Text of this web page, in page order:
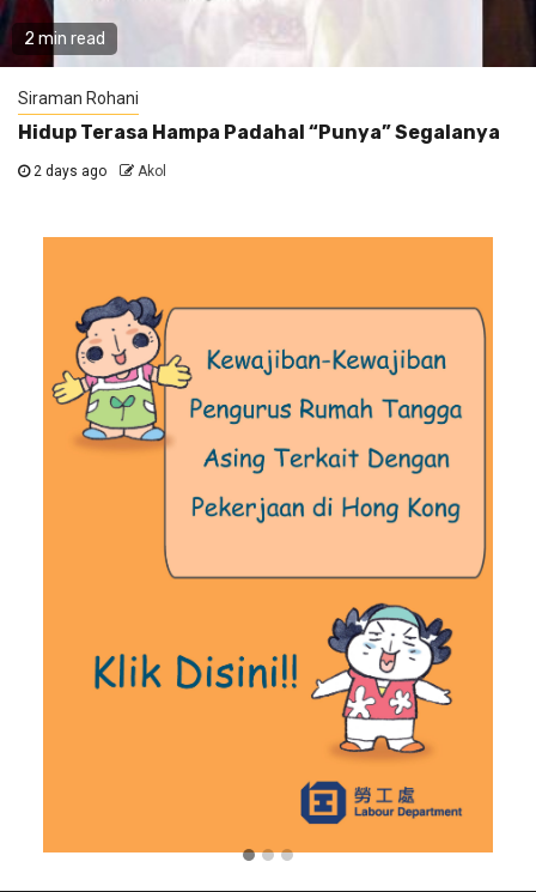
2 min read
Siraman Rohani
Hidup Terasa Hampa Padahal “Punya” Segalanya
2 days ago Akol